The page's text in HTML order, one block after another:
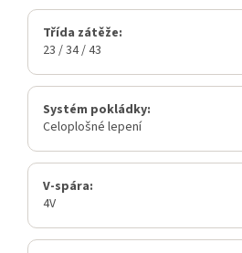
Třída zátěže:
23 / 34 / 43
Systém pokládky:
Celoplošné lepení
V-spára:
4V